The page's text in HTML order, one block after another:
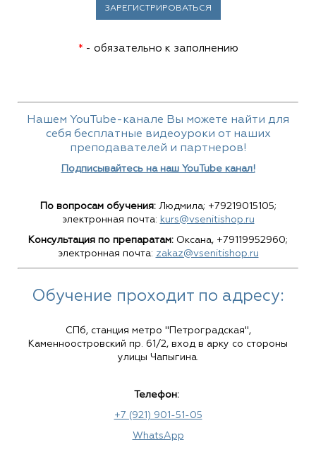
* - обязательно к заполнению
Нашем YouTube-канале Вы можете найти для
себя бесплатные видеоуроки от наших
преподавателей и партнеров!
Подписывайтесь на наш YouTube канал!
По вопросам обучения:Людмила; +79219015105;
электронная почта: kurs@vsenitishop.ru
Консультация по препаратам: Оксана, +79119952960;
электронная почта: zakaz@vsenitishop.ru
Обучение проходит по адресу:
СПб, станция метро "Петроградская",
Каменноостровский пр. 61/2, вход в арку со стороны
улицы Чапыгина.
Телефон:
+7 (921) 901-51-05
WhatsApp